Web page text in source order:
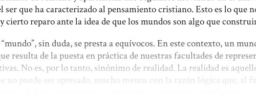
ser que ha caracterizado al pensamiento cristiano. Esto es lo que
cierto reparo ante la idea de que los mundos son algo que
sin duda, se presta a equívocos. En este contexto, un
resulta de la puesta en práctica de nuestras facultades de
No es, por lo tanto, sinónimo de realidad. La realidad es
no puede ser apresado, mucho menos con la razón lógica que, al